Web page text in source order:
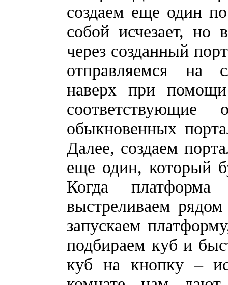
создаем еще один
собой исчезает,
через созданный
отправляемся на
наверх при
обыкновенных
Далее, создаем
еще один, который
Когда
выстреливаем
запускаем
подбираем куб и
куб на кнопку –